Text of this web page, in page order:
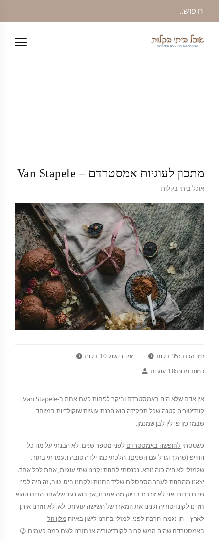
מתכון לעוגיות אמסטרדם – Van Stapele
אוכל ביתי בקלות
זמן הכנה:35 דקות זמן בישול:10 דקות
כמות מנות:18 עוגיות
אין אדם שלא היה באמסטרדם וביקר לפחות פעם אחת ב-Van Stapele,
קונדיטוריה קטנה שכל תפקידה הוא הכנת עוגיות שוקולדיות במיוחד
שבמרכזן פרלין לבן שמנמן.
כשטסתי לחופשה באמסטרדם לפני מספר שנים, לא הבנתי על מה כל
ההייפ (שהלך וגדל עם השנים). הלכתי כמו ילדה טובה ונעמדתי בתור,
שלמזלי לא היה כזה נורא. נכנסתי לחנות וקנינו שתי עוגיות, אחת לכל אחד.
יצאנו מהחנות לעבר הספסלים שליד החנות ולקחנו ביס. טוב, זה היה לפני
שנים רבות ואני לא זוכרת בדיוק מה אמרנו, אך בוא נגיד שלאחר הביס ההוא
חזרנו לקונדיטוריה וקנינו את המארז של השישה עוגיות, ולא, לא חזרנו איתן
לארץ – הן נגמרו הרבה לפני. למזלי בחרנו לישון באיזה מלון זול
באמסטרדם שהיה ממש קרוב לקונדיטוריה אז חזרנו לשם כמה פעמים 😉